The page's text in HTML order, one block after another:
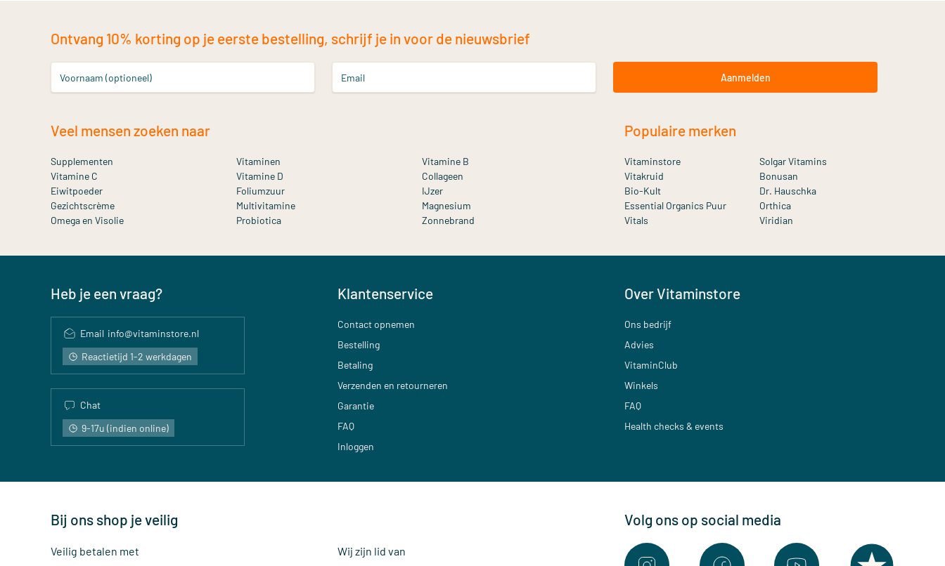
Ontvang 10% korting op je eerste bestelling, schrijf je in voor de nieuwsbrief
Voornaam (optioneel) Email Aanmelden
Veel mensen zoeken naar
Supplementen Vitaminen
Vitamine B
Vitamine C
Vitamine D
Collageen
Eiwitpoeder
Foliumzuur
IJzer
Gezichtscrème
Multivitamine
Magnesium
Omega en Visolie
Probiotica Zonnebrand
Populaire merken
Vitaminstore
Solgar Vitamins
Vitakruid
Bonusan
Bio-Kult
Dr. Hauschka
Essential Organics Puur
Orthica
Vitals
Viridian
Heb je een vraag?
Email info@vitaminstore.nl
Reactietijd 1-2 werkdagen
Chat
9-17u (indien online)
Klantenservice
Contact opnemen
Bestelling
Betaling
Verzenden en retourneren
Garantie
FAQ
Inloggen
Over Vitaminstore
Ons bedrijf
Advies
VitaminClub
Winkels
FAQ
Health checks & events
Bij ons shop je veilig
Veilig betalen met Wij zijn lid van
Volg ons op social media